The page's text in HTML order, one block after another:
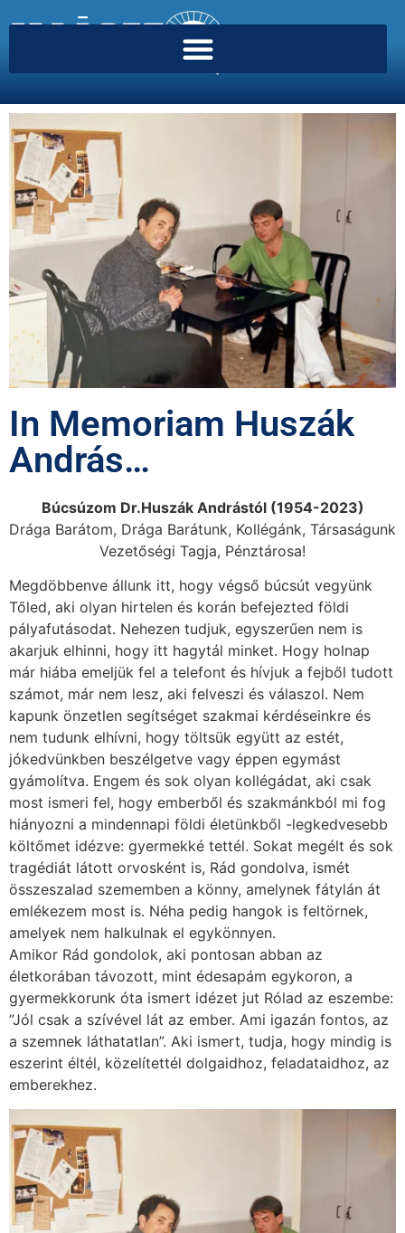
In Memoriam Huszák
András…
Búcsúzom Dr.Huszák Andrástól (1954-2023)
Drága Barátom, Drága Barátunk, Kollégánk, Társaságunk
Vezetőségi Tagja, Pénztárosa!
Megdöbbenve állunk itt, hogy végső búcsút vegyünk
Tőled, aki olyan hirtelen és korán befejezted földi
pályafutásodat. Nehezen tudjuk, egyszerűen nem is
akarjuk elhinni, hogy itt hagytál minket. Hogy holnap
már hiába emeljük fel a telefont és hívjuk a fejből tudott
számot, már nem lesz, aki felveszi és válaszol. Nem
kapunk önzetlen segítséget szakmai kérdéseinkre és
nem tudunk elhívni, hogy töltsük együtt az estét,
jókedvünkben beszélgetve vagy éppen egymást
gyámolítva. Engem és sok olyan kollégádat, aki csak
most ismeri fel, hogy emberből és szakmánkból mi fog
hiányozni a mindennapi földi életünkből -legkedvesebb
költőmet idézve: gyermekké tettél. Sokat megélt és sok
tragédiát látott orvosként is, Rád gondolva, ismét
összeszalad szememben a könny, amelynek fátylán át
emlékezem most is. Néha pedig hangok is feltörnek,
amelyek nem halkulnak el egykönnyen.
Amikor Rád gondolok, aki pontosan abban az
életkorában távozott, mint édesapám egykoron, a
gyermekkorunk óta ismert idézet jut Rólad az eszembe:
”Jól csak a szívével lát az ember. Ami igazán fontos, az
a szemnek láthatatlan”. Aki ismert, tudja, hogy mindig is
eszerint éltél, közelítettél dolgaidhoz, feladataidhoz, az
emberekhez.